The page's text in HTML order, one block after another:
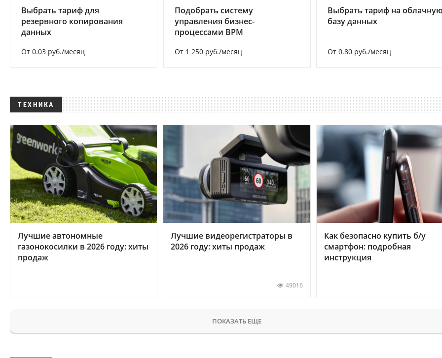
Выбрать тариф для
резервного копирования
данных
От 0.03 руб./месяц
Подобрать систему
управления бизнес-
процессами BPM
От 1 250 руб./месяц
Выбрать тариф на
базу данных
От 0.80 руб./месяц
ТЕХНИКА
Лучшие автономные
газонокосилки в 2026 году: хиты
продаж
Лучшие видеорегистраторы в
2026 году: хиты продаж
49016
Как безопасно купить б/у
смартфон: подробная
инструкция
ПОКАЗАТЬ ЕЩЕ